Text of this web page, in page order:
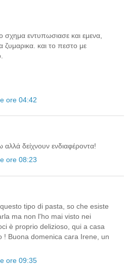
σχημα εντυπωσιασε και εμενα,
ζυμαρικα. και το πεστο με
ore 04:42
δείχνουν ενδιαφέροντα!
ore 08:23
tipo di pasta, so che esiste
ma non l'ho mai visto nei
è proprio delizioso, qui a casa
! Buona domenica cara Irene, un
ore 09:35